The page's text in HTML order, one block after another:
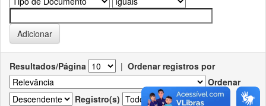
Resultados/Página | Ordenar registros por
Ordenar
Registro(s)